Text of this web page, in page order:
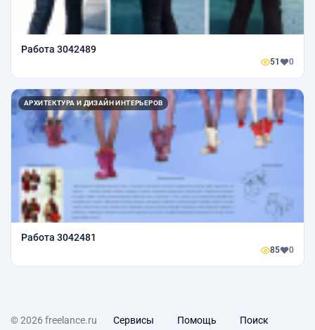
Работа 3042489
51 0
АРХИТЕКТУРА И ДИЗАЙН ИНТЕРЬЕРОВ
Работа 3042481
85 0
© 2026 freelance.ru Сервисы Помощь Поиск